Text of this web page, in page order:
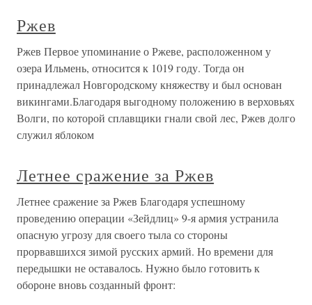
Ржев
Ржев Первое упоминание о Ржеве, расположенном у
озера Ильмень, относится к 1019 году. Тогда он
принадлежал Новгородскому княжеству и был основан
викингами.Благодаря выгодному положению в верховьях
Волги, по которой сплавщики гнали свой лес, Ржев долго
служил яблоком
Летнее сражение за Ржев
Летнее сражение за Ржев Благодаря успешному
проведению операции «Зейдлиц» 9-я армия устранила
опасную угрозу для своего тыла со стороны
прорвавшихся зимой русских армий. Но времени для
передышки не оставалось. Нужно было готовить к
обороне вновь созданный фронт: